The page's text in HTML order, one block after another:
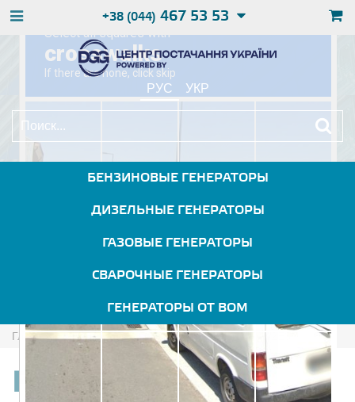
+38 (044) 467 53 53
РУС УКР
БЕНЗИНОВЫЕ ГЕНЕРАТОРЫ
ДИЗЕЛЬНЫЕ ГЕНЕРАТОРЫ
ГАЗОВЫЕ ГЕНЕРАТОРЫ
СВАРОЧНЫЕ ГЕНЕРАТОРЫ
ГЕНЕРАТОРЫ ОТ ВОМ
Главная Бензиновые Генераторы Forte FG12E3
Forte FG12E3